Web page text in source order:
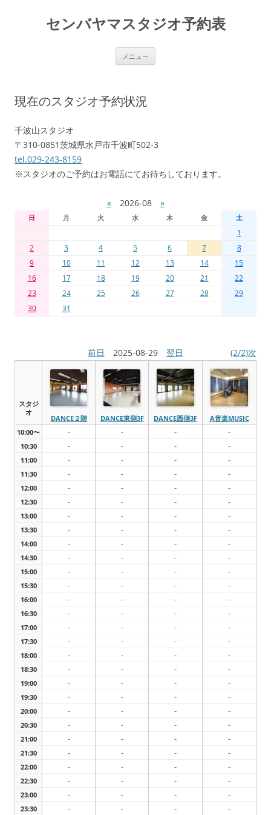
センバヤマスタジオ予約表
メニュー
現在のスタジオ予約状況
千波山スタジオ
〒310-0851茨城県水戸市千波町502-3
tel.029-243-8159
※スタジオのご予約はお電話にてお待ちしております。
« 2026-08 »
日 月 火 水 木 金 土
1
2
3 4 5 6 7
8
9
10 11 12 13 14
15
16
17 18 19 20 21
22
23
24 25 26 27 28
29
30
31
前日 2025-08-29 翌日 (2/2)次
スタジ
オ
DANCE２階 DANCE東側3F DANCE西側3F
A音楽MUSIC
10:00〜
- - - -
10:30 - - - -
11:00 - - - -
11:30 - - - -
12:00 - - - -
12:30 - - - -
13:00 - - - -
13:30 - - - -
14:00 - - - -
14:30 - - - -
15:00 - - - -
15:30 - - - -
16:00 - - - -
16:30 - - - -
17:00 - - - -
17:30 - - - -
18:00 - - - -
18:30 - - - -
19:00 - - - -
19:30 - - - -
20:00 - - - -
20:30 - - - -
21:00 - - - -
21:30 - - - -
22:00 - - - -
22:30 - - - -
23:00 - - - -
23:30 - - - -